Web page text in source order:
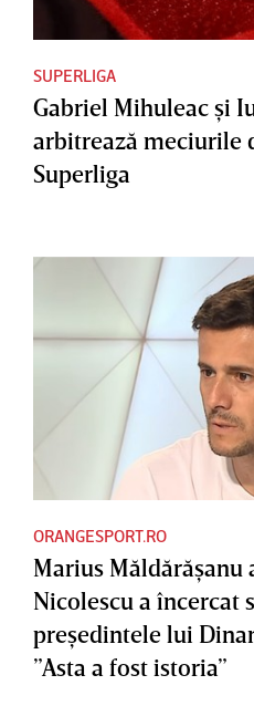
SUPERLIGA
Gabriel Mihuleac şi
arbitrează meciurile
Superliga
ORANGESPORT.RO
Marius Măldărăşanu
Nicolescu a încercat
preşedintele lui
”Asta a fost istoria”